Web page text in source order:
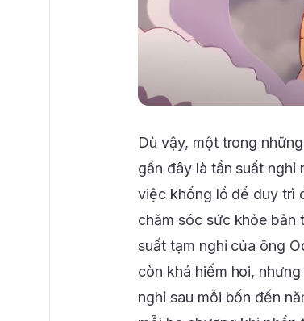
Dù vậy, một trong
gần đây là tần suất
việc khổng lồ để duy trì
chăm sóc sức khỏe bản
suất tạm nghỉ của ông
còn khá hiếm hoi,
nghỉ sau mỗi bốn đến